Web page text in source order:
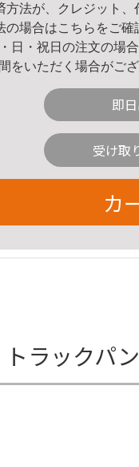
方法が、クレジット
の場合はこちら をご確
日・祝日の注文の場
をいただく場合がござ
即
受け取
カ
ラックパ